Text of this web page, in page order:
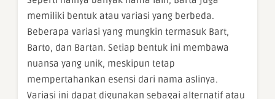
memiliki bentuk atau variasi yang berbeda.
Beberapa variasi yang mungkin termasuk Bart,
Barto, dan Bartan. Setiap bentuk ini membawa
nuansa yang unik, meskipun tetap
mempertahankan esensi dari nama aslinya.
Variasi ini dapat digunakan sebagai alternatif atau